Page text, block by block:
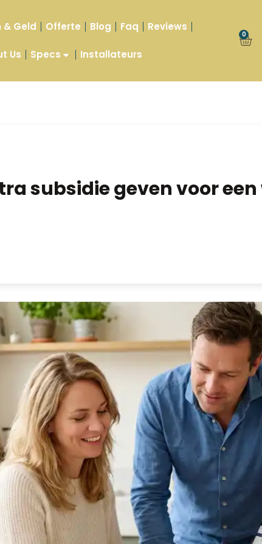
& Geld Offerte Blog Faq Reviews
Us Specs Installateurs
0
subsidie geven voor